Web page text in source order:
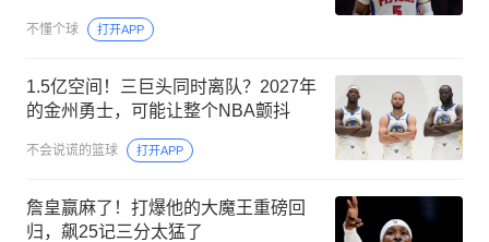
不懂个球 打开APP
1.5亿空间！三巨头同时离队？2027年
的金州勇士，可能让整个NBA颤抖
不会说谎的篮球 打开APP
詹皇赢麻了！打爆他的大魔王重磅回
归，飙25记三分太猛了